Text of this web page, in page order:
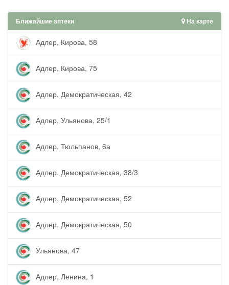
Ближайшие аптеки На карте
Адлер, Кирова, 58
Адлер, Кирова, 75
Адлер, Демократическая, 42
Адлер, Ульянова, 25/1
Адлер, Тюльпанов, 6а
Адлер, Демократическая, 38/3
Адлер, Демократическая, 52
Адлер, Демократическая, 50
Ульянова, 47
Адлер, Ленина, 1